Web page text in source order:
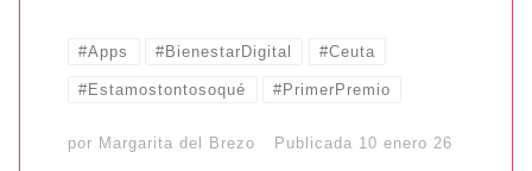
#Apps #BienestarDigital #Ceuta
#Estamostontosoqué #PrimerPremio
por Margarita del Brezo Publicada 10 enero 26